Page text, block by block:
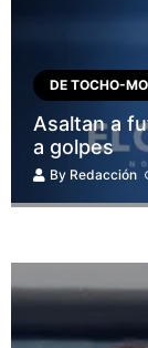
DE TOCHO-
Asaltan a
a golpes
By Redacción